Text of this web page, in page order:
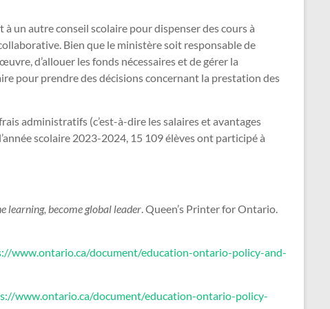
un autre conseil scolaire pour dispenser des cours à
Bien que le ministère soit responsable de
d’allouer les fonds nécessaires et de gérer la
pour prendre des décisions concernant la prestation des
administratifs (c’est-à-dire les salaires et avantages
scolaire 2023-2024, 15 109 élèves ont participé à
learning, become global leader. Queen’s Printer for Ontario.
www.ontario.ca/document/education-ontario-policy-and-
www.ontario.ca/document/education-ontario-policy-